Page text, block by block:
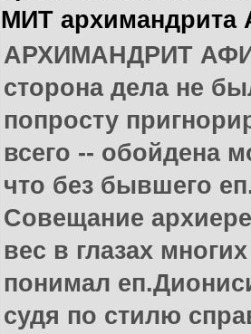
МИТ архимандрита
АРХИМАНДРИТ
сторона дела не
попросту
всего -- обойдена
что без бывшего
Совещание
вес в глазах
понимал
судя по стилю